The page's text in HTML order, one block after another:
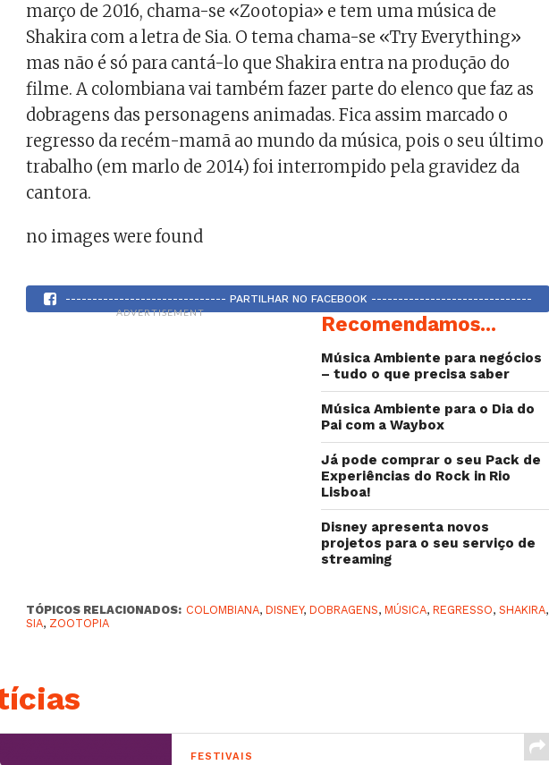
março de 2016, chama-se «Zootopia» e tem uma música de
Shakira com a letra de Sia. O tema chama-se «Try Everything»
mas não é só para cantá-lo que Shakira entra na produção do
filme. A colombiana vai também fazer parte do elenco que faz as
dobragens das personagens animadas. Fica assim marcado o
regresso da recém-mamã ao mundo da música, pois o seu último
trabalho (em marlo de 2014) foi interrompido pela gravidez da
cantora.
no images were found
------------------------------ PARTILHAR NO FACEBOOK ------------------------------
ADVERTISEMENT Recomendamos...
Música Ambiente para negócios
– tudo o que precisa saber
Música Ambiente para o Dia do
Pai com a Waybox
Já pode comprar o seu Pack de
Experiências do Rock in Rio
Lisboa!
Disney apresenta novos
projetos para o seu serviço de
streaming
TÓPICOS RELACIONADOS: COLOMBIANA,DISNEY,DOBRAGENS,MÚSICA,REGRESSO,SHAKIRA,
SIA, ZOOTOPIA
FESTIVAIS